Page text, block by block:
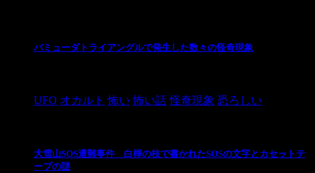
バミューダトライアングルで発生した数々の怪奇現象
UFO オカルト 怖い 怖い話 怪奇現象 恐ろしい
大雪山SOS遭難事件 白樺の枝で書かれたSOSの文字とカセットテ
ープの謎